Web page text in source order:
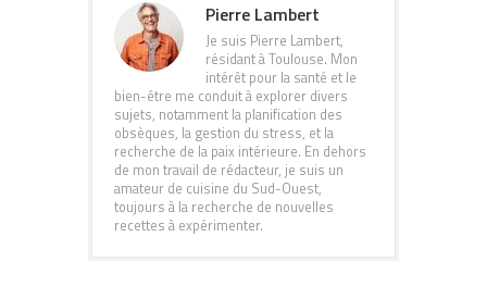
Pierre Lambert
Je suis Pierre Lambert,
résidant à Toulouse. Mon
intérêt pour la santé et le
bien-être me conduit à explorer divers
sujets, notamment la planification des
obsèques, la gestion du stress, et la
recherche de la paix intérieure. En dehors
de mon travail de rédacteur, je suis un
amateur de cuisine du Sud-Ouest,
toujours à la recherche de nouvelles
recettes à expérimenter.